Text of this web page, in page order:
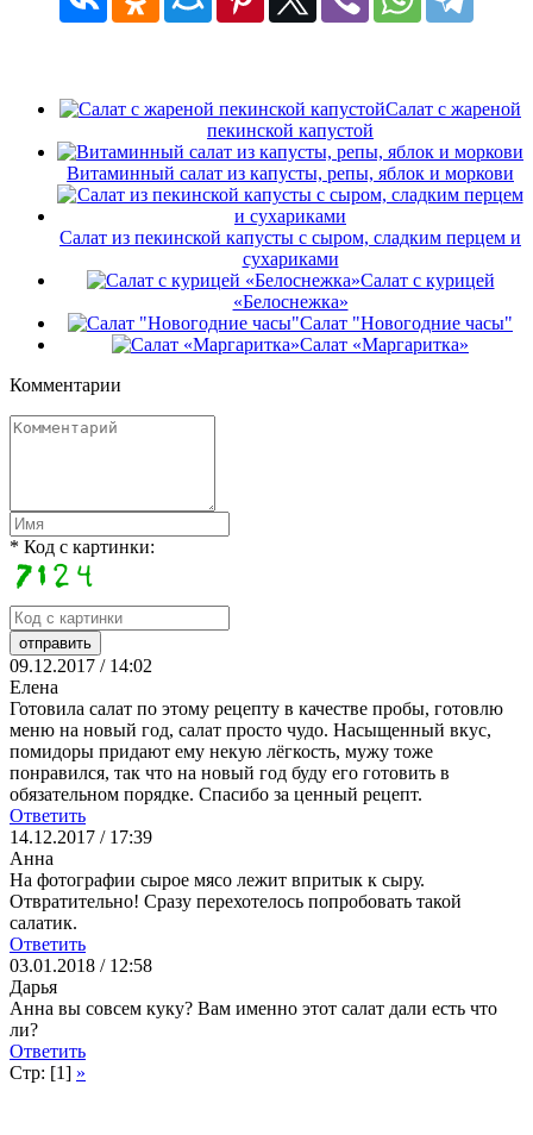
Салат с жареной
пекинской капустой
Витаминный салат из капусты, репы, яблок и моркови
Салат из пекинской капусты с сыром, сладким перцем и
сухариками
Салат с курицей
«Белоснежка»
Салат "Новогодние часы"
Салат «Маргаритка»
Комментарии
* Код с картинки:
09.12.2017 / 14:02
Елена
Готовила салат по этому рецепту в качестве пробы, готовлю
меню на новый год, салат просто чудо. Насыщенный вкус,
помидоры придают ему некую лёгкость, мужу тоже
понравился, так что на новый год буду его готовить в
обязательном порядке. Спасибо за ценный рецепт.
Ответить
14.12.2017 / 17:39
Анна
На фотографии сырое мясо лежит впритык к сыру.
Отвратительно! Сразу перехотелось попробовать такой
салатик.
Ответить
03.01.2018 / 12:58
Дарья
Анна вы совсем куку? Вам именно этот салат дали есть что
ли?
Ответить
Стр: [1] »